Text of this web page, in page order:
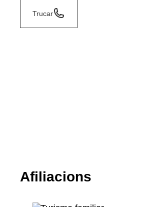
Trucar
Afiliacions